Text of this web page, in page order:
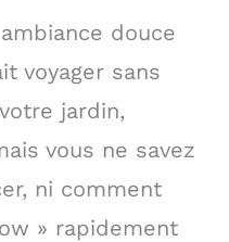
douce
voyager sans
jardin,
vous ne savez
ni comment
» rapidement